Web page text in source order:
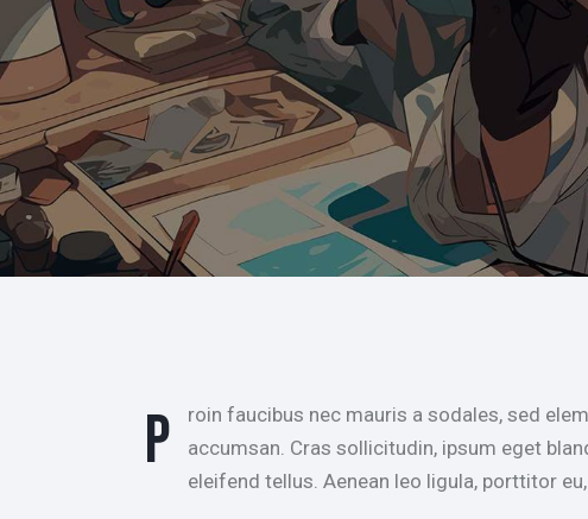
Proin faucibus nec mauris a sodales, sed elementum mi tincidunt. Sed eget viverra egestas nisi in consequat. Fusce sodales augue a
accumsan. Cras sollicitudin, ipsum eget
eleifend tellus. Aenean leo ligula, porttitor